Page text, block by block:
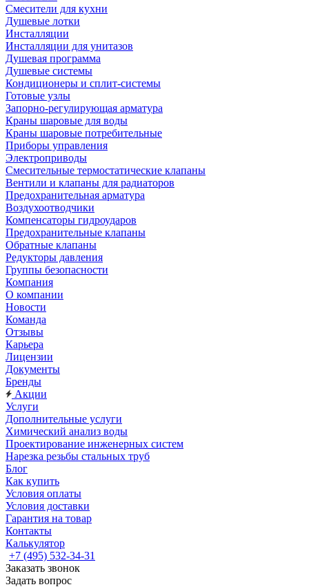
Смесители для кухни
Душевые лотки
Инсталляции
Инсталляции для унитазов
Душевая программа
Душевые системы
Кондиционеры и сплит-системы
Готовые узлы
Запорно-регулирующая арматура
Краны шаровые для воды
Краны шаровые потребительные
Приборы управления
Электроприводы
Смесительные термостатические клапаны
Вентили и клапаны для радиаторов
Предохранительная арматура
Воздухоотводчики
Компенсаторы гидроударов
Предохранительные клапаны
Обратные клапаны
Редукторы давления
Группы безопасности
Компания
О компании
Новости
Команда
Отзывы
Карьера
Лицензии
Документы
Бренды
Акции
Услуги
Дополнительные услуги
Химический анализ воды
Проектирование инженерных систем
Нарезка резьбы стальных труб
Блог
Как купить
Условия оплаты
Условия доставки
Гарантия на товар
Контакты
Калькулятор
+7 (495) 532‑34‑31
Заказать звонок
Задать вопрос